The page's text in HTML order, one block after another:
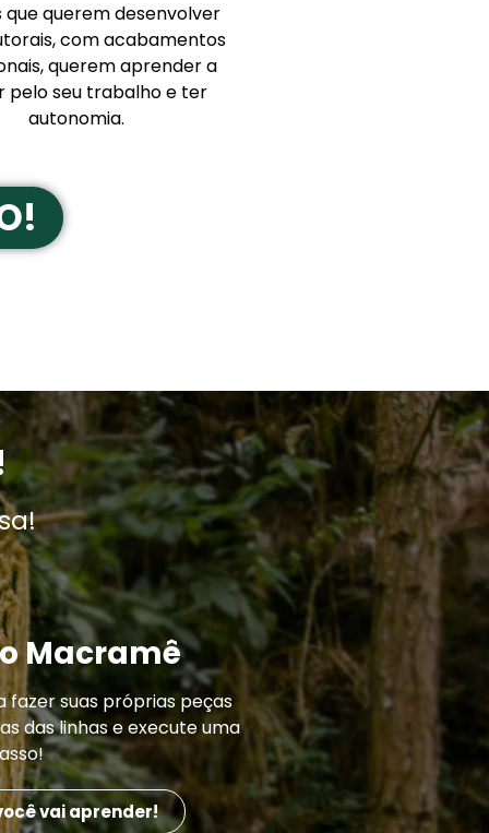
que querem desenvolver
com acabamentos
querem aprender a
pelo seu trabalho e ter
autonomia.
Macramê
suas próprias peças
das linhas e execute uma
vai aprender!